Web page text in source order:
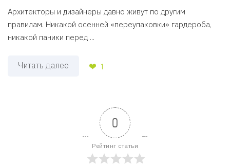
Архитекторы и дизайнеры давно живут по другим
правилам. Никакой осенней «переупаковки» гардероба,
никакой паники перед ...
Читать далее 1
0
Рейтинг статьи